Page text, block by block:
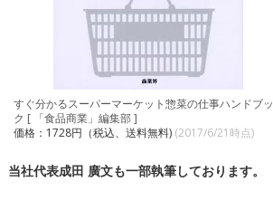
すぐ分かるスーパーマーケット惣菜の仕事ハンドブッ
ク [ 「食品商業」編集部 ]
価格：1728円（税込、送料無料) (2017/6/21時点)
当社代表成田 廣文も一部執筆しております。